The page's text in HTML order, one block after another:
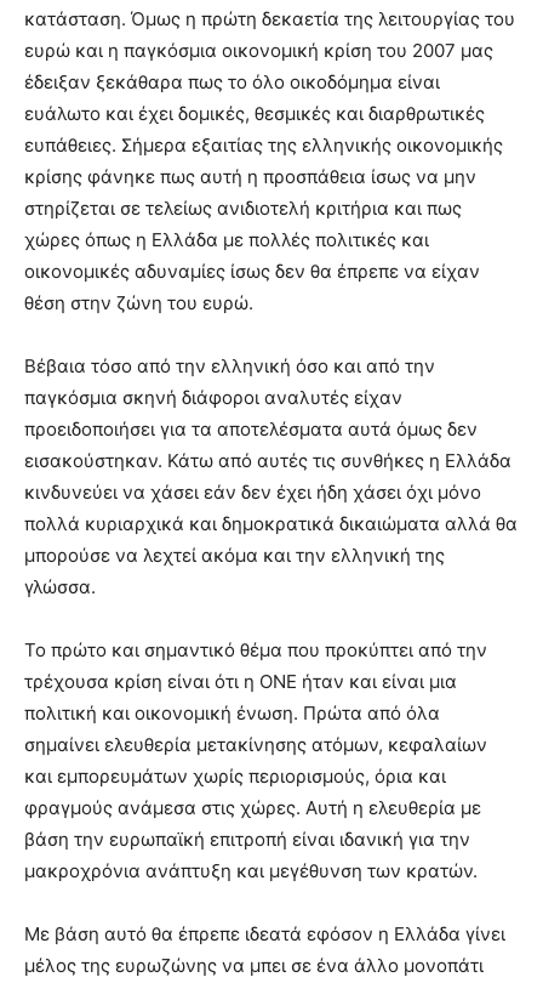
κατάσταση. Όμως η πρώτη δεκαετία της λειτουργίας του
ευρώ και η παγκόσμια οικονομική κρίση του 2007 μας
έδειξαν ξεκάθαρα πως το όλο οικοδόμημα είναι
ευάλωτο και έχει δομικές, θεσμικές και διαρθρωτικές
ευπάθειες. Σήμερα εξαιτίας της ελληνικής οικονομικής
κρίσης φάνηκε πως αυτή η προσπάθεια ίσως να μην
στηρίζεται σε τελείως ανιδιοτελή κριτήρια και πως
χώρες όπως η Ελλάδα με πολλές πολιτικές και
οικονομικές αδυναμίες ίσως δεν θα έπρεπε να είχαν
θέση στην ζώνη του ευρώ.
Βέβαια τόσο από την ελληνική όσο και από την
παγκόσμια σκηνή διάφοροι αναλυτές είχαν
προειδοποιήσει για τα αποτελέσματα αυτά όμως δεν
εισακούστηκαν. Κάτω από αυτές τις συνθήκες η Ελλάδα
κινδυνεύει να χάσει εάν δεν έχει ήδη χάσει όχι μόνο
πολλά κυριαρχικά και δημοκρατικά δικαιώματα αλλά θα
μπορούσε να λεχτεί ακόμα και την ελληνική της
γλώσσα.
Το πρώτο και σημαντικό θέμα που προκύπτει από την
τρέχουσα κρίση είναι ότι η ΟΝΕ ήταν και είναι μια
πολιτική και οικονομική ένωση. Πρώτα από όλα
σημαίνει ελευθερία μετακίνησης ατόμων, κεφαλαίων
και εμπορευμάτων χωρίς περιορισμούς, όρια και
φραγμούς ανάμεσα στις χώρες. Αυτή η ελευθερία με
βάση την ευρωπαϊκή επιτροπή είναι ιδανική για την
μακροχρόνια ανάπτυξη και μεγέθυνση των κρατών.
Με βάση αυτό θα έπρεπε ιδεατά εφόσον η Ελλάδα γίνει
μέλος της ευρωζώνης να μπει σε ένα άλλο μονοπάτι